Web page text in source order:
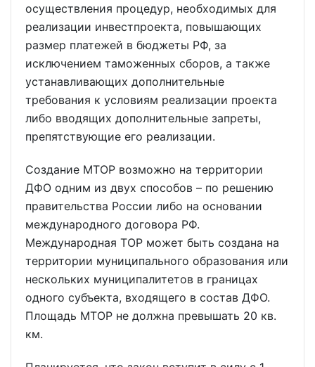
осуществления процедур, необходимых для
реализации инвестпроекта, повышающих
размер платежей в бюджеты РФ, за
исключением таможенных сборов, а также
устанавливающих дополнительные
требования к условиям реализации проекта
либо вводящих дополнительные запреты,
препятствующие его реализации.
Создание МТОР возможно на территории
ДФО одним из двух способов – по решению
правительства России либо на основании
международного договора РФ.
Международная ТОР может быть создана на
территории муниципального образования или
нескольких муниципалитетов в границах
одного субъекта, входящего в состав ДФО.
Площадь МТОР не должна превышать 20 кв.
км.